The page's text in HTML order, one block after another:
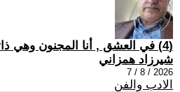
(4) في العشق , أنا المجنون وهي ذاتها ليلى
شيرزاد همزاني
2026 / 8 / 7
الادب والفن